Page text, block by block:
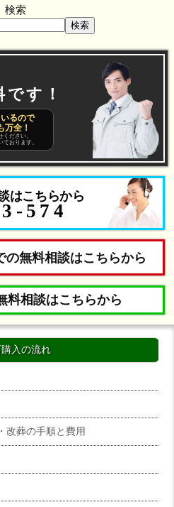
検索
検索
す！
るので
万全！
ださい。
おります。
はこちらから
574
の無料相談はこちらから
料相談はこちらから
入の流れ
改葬の手順と費用